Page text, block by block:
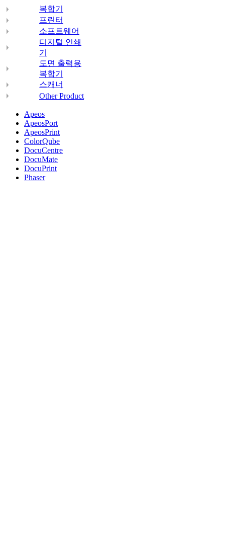
복합기
프린터
소프트웨어
디지털 인쇄
기
도면 출력용
복합기
스캐너
Other Product
Apeos
ApeosPort
ApeosPrint
ColorQube
DocuCentre
DocuMate
DocuPrint
Phaser